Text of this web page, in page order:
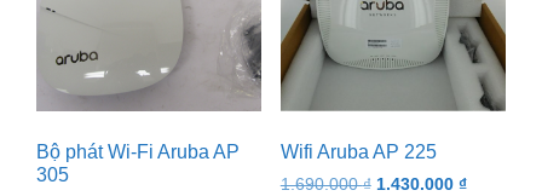
Bộ phát Wi-Fi Aruba AP
305
Wifi Aruba AP 225
1.690.000₫ Original
1.430.000 ₫Current